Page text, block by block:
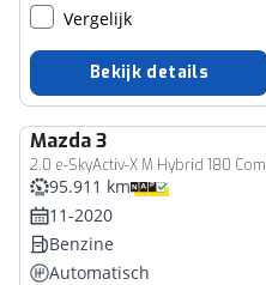
Vergelijk
Bekijk details
Mazda3
2.0 e-SkyActiv-X M Hybrid 180
95.911 km
11-2020
Benzine
Automatisch